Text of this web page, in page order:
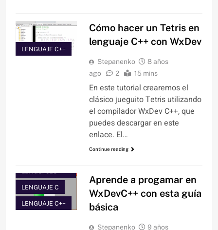
LENGUAJE C++
Cómo hacer un Tetris en
lenguaje C++ con WxDev
Stepanenko
8 años
ago
2 15 mins
En este tutorial crearemos el
clásico jueguito Tetris utilizando
el compilador WxDev C++, que
puedes descargar en este
enlace. El…
Continue reading
LENGUAJES
LENGUAJE C
LENGUAJE C++
Aprende a progamar en
WxDevC++ con esta guía
básica
Stepanenko
9 años